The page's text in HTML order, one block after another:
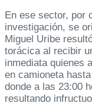
En ese sector, por
investigación, se
Miguel Uribe
torácica al recibir
inmediata quienes
en camioneta
donde a las 23:00
resultando